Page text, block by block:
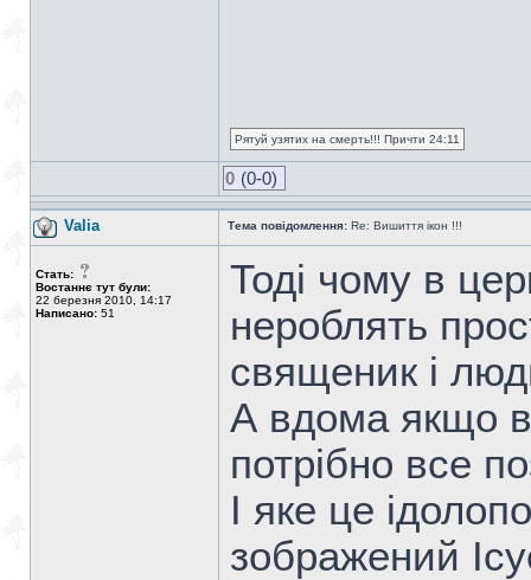
Рятуй узятих на смерть!!! Причти 24:11
0 (0-0)
Valia Тема повідомлення: Re: Вишиття ікон !!!
Стать:
Востаннє тут були:
22 березня 2010, 14:17
Написано: 51
Тоді чому в
нероблять
священик і
А вдома якщо
потрібно все
І яке це
зображений